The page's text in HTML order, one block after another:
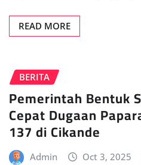
READ MORE
BERITA
Pemerintah Bentuk
Cepat Dugaan
137 di Cikande
Admin Oct 3, 2025